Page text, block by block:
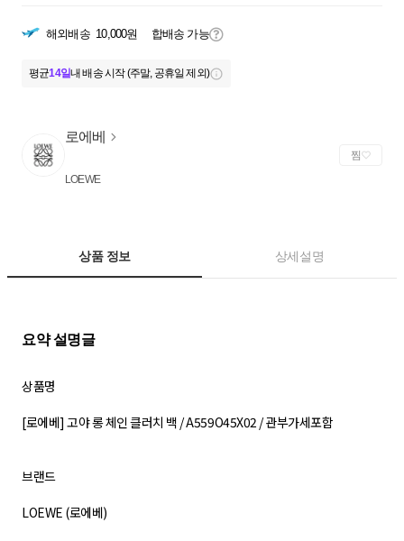
해외배송 10,000원 합배송 가능
평균14일내 배송 시작 (주말, 공휴일 제외)
로에베
LOEWE
찜
상품 정보 상세설명
요약 설명글
상품명
[로에베] 고야 롱 체인 클러치 백 / A559O45X02 / 관부가세포함
브랜드
LOEWE (로에베)